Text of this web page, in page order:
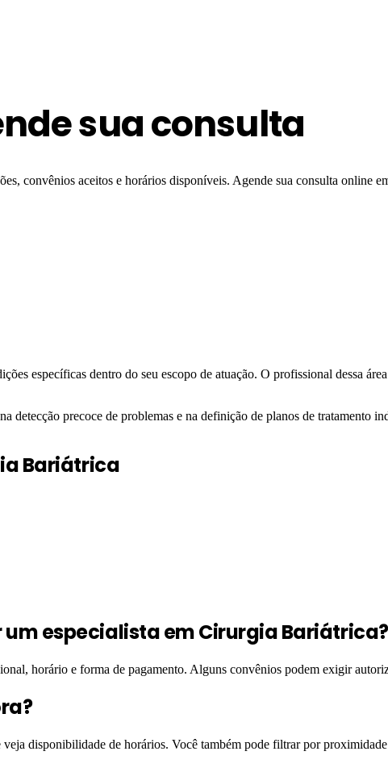
sua consulta
convênios aceitos e horários disponíveis. Agende sua consulta online
específicas dentro do seu escopo de atuação. O profissional dessa
precoce de problemas e na definição de planos de tratamento
Bariátrica
especialista em Cirurgia Bariátrica?
horário e forma de pagamento. Alguns convênios podem exigir
disponibilidade de horários. Você também pode filtrar por